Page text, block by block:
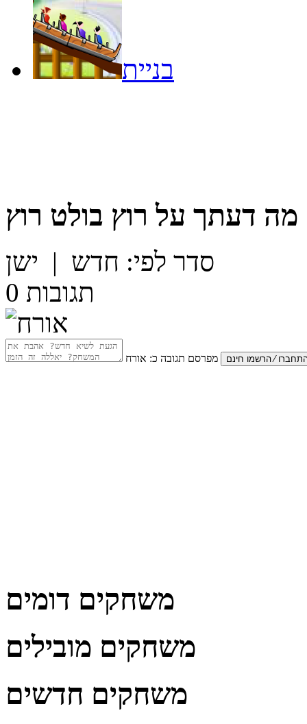
בניית
מה דעתך על רוץ בולט רוץ
סדר לפי: חדש | ישן
0 תגובות
מפרסם תגובה כ: אורח
משחקים דומים
משחקים מובילים
משחקים חדשים